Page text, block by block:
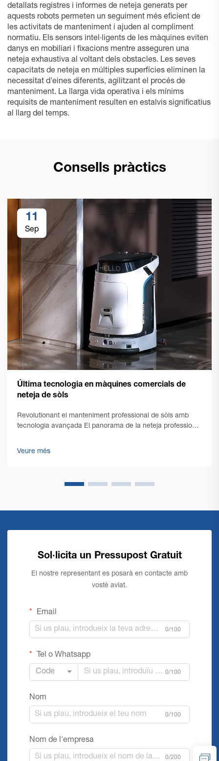
detallats registres i informes de neteja generats per
aquests robots permeten un seguiment més eficient de
les activitats de manteniment i ajuden al compliment
normatiu. Els sensors intel·ligents de les màquines eviten
danys en mobiliari i fixacions mentre asseguren una
neteja exhaustiva al voltant dels obstacles. Les seves
capacitats de neteja en múltiples superfícies eliminen la
necessitat d'eines diferents, agilitzant el procés de
manteniment. La llarga vida operativa i els mínims
requisits de manteniment resulten en estalvis significatius
al llarg del temps.
Consells pràctics
11
Sep
Última tecnologia en màquines comercials de
neteja de sòls
Revolutionant el manteniment professional de sòls amb
tecnologia avançada El panorama de la neteja professional
la tecnologia d'avantguarda en màquines comercials de
Veure més
Sol·licita un Pressupost Gratuit
El nostre representant es posarà en contacte amb
vostè aviat.
Email
0/100
Tel o Whatsapp
Code 0/100
Nom
0/100
Nom de l'empresa
0/200